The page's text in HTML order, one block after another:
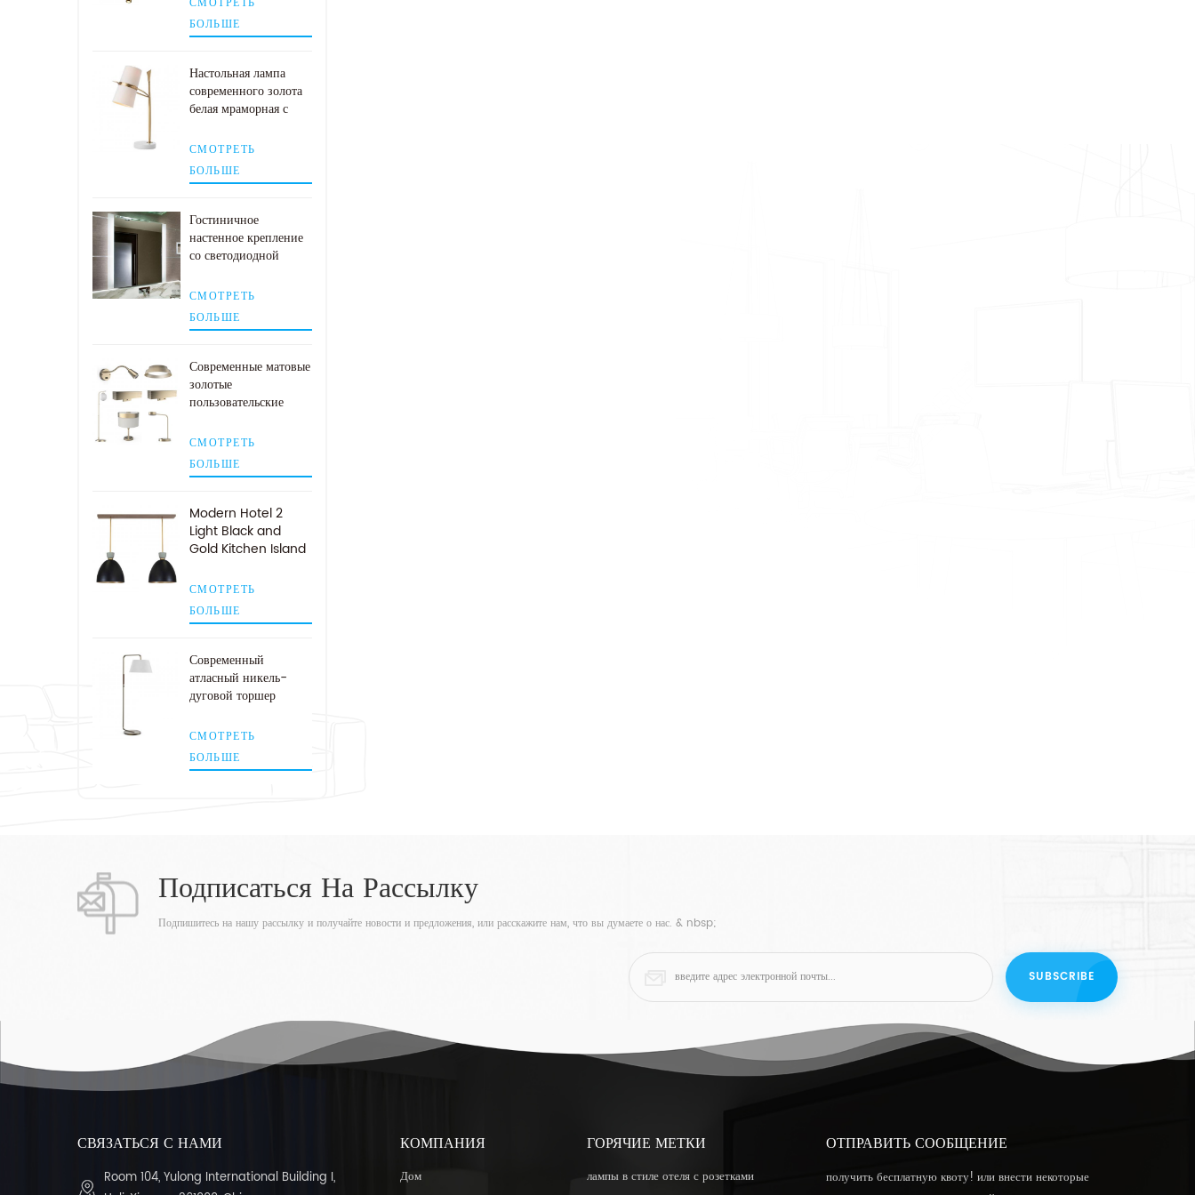
БОЛЬШЕ
Настольная лампа
современного золота
белая мраморная с
СМОТРЕТЬ
БОЛЬШЕ
Гостиничное
настенное крепление
со светодиодной
зеркалом в ванной
комнате с боковой
подсветкой
СМОТРЕТЬ
БОЛЬШЕ
Современные матовые
золотые
пользовательские
гостиничных номеров
СМОТРЕТЬ
БОЛЬШЕ
Modern Hotel 2
Light Black and
Gold Kitchen Island
светильник
СМОТРЕТЬ
БОЛЬШЕ
Современный
атласный никель-
дуговой торшер
СМОТРЕТЬ
БОЛЬШЕ
Подписаться На Рассылку
Подпишитесь на нашу рассылку и получайте новости и предложения, или расскажите нам, что вы думаете о нас. & nbsp;
СВЯЗАТЬСЯ С НАМИ
Room 104, Yulong International Building I,
КОМПАНИЯ
Дом
ГОРЯЧИЕ МЕТКИ
лампы в стиле отеля с розетками
ОТПРАВИТЬ СООБЩЕНИЕ
получить бесплатную квоту! или внести некоторые